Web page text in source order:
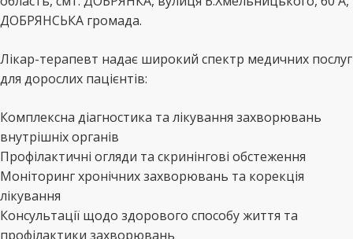
ДОБРЯНСЬКА громада.
Лікар-терапевт надає широкий спектр медичних послуг
для дорослих пацієнтів:
Комплексна діагностика та лікування захворювань
внутрішніх органів
Профілактичні огляди та скринінгові обстеження
Моніторинг хронічних захворювань та корекція
лікування
Консультації щодо здорового способу життя та
профілактики захворювань